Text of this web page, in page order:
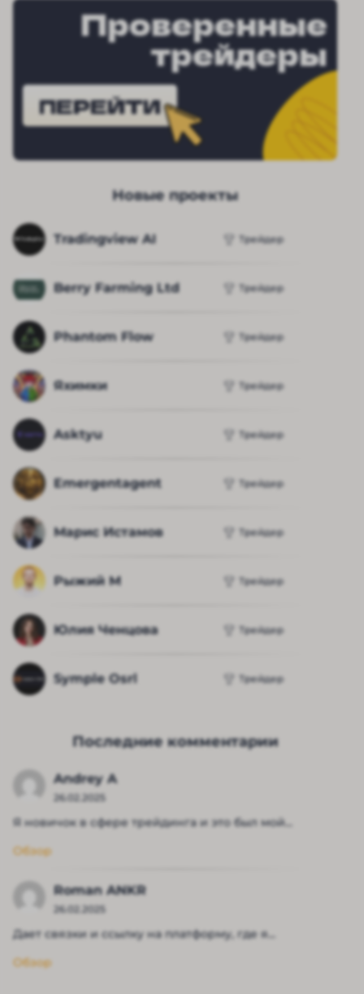
Проверенные
трейдеры
ПЕРЕЙТИ
Новые проекты
Tradingview AI Трейдер
Berry Farming Ltd Трейдер
Phantom Flow Трейдер
Яхимки Трейдер
Asktyu Трейдер
Emergentagent Трейдер
Марис Истамов Трейдер
Рыжий М Трейдер
Юлия Ченцова Трейдер
Symple Osrl Трейдер
Последние комментарии
Andrey A
26.02.2025
Я новичок в сфере трейдинга и это был мой...
Обзор
Roman ANKR
26.02.2025
Дает связки и ссылку на платформу, где я...
Обзор